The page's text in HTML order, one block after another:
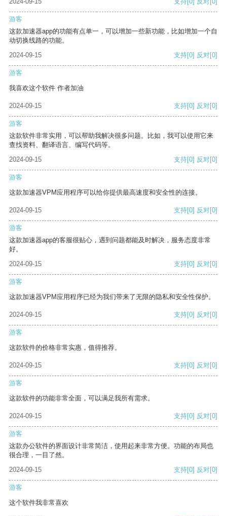
游客
这款加速器app的功能有点单一，可以增加一些新功能，比如增加一个自
动切换线路的功能。
2024-09-15
支持[0] 反对[0]
游客
我喜欢这个软件 作者加油
2024-09-15 支持[0] 反对[0]
游客
这款软件非常实用，可以帮助我解决很多问题。比如，我可以使用它来
查找资料、翻译语言、编写代码等。
2024-09-15
支持[0] 反对[0]
游客
这款加速器VPM应用程序可以给你提供最高速度和安全性的连接。
2024-09-15 支持[0] 反对[0]
游客
这款加速器app的客服很贴心，遇到问题都能及时解决，服务态度非常
好。
2024-09-15
支持[0] 反对[0]
游客
这款加速器VPM应用程序已经为我们带来了无限的隐私和安全性保护。
2024-09-15 支持[0] 反对[0]
游客
这款软件的价格非常实惠，值得推荐。
2024-09-15 支持[0] 反对[0]
游客
这款软件的功能非常全面，可以满足我所有需求。
2024-09-15 支持[0] 反对[0]
游客
这款办公软件的界面设计非常简洁，使用起来非常方便。功能的布局也
很合理，一目了然。
2024-09-15
支持[0] 反对[0]
游客
这个软件我非常喜欢